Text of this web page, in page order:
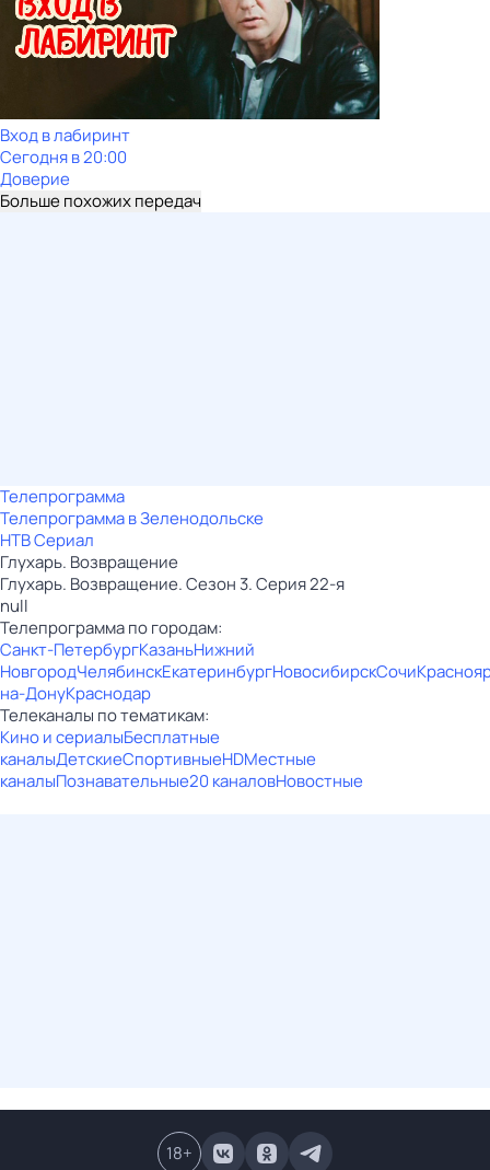
Вход в лабиринт
Сегодня в 20:00
Доверие
Больше похожих передач
Телепрограмма
Телепрограмма в Зеленодольске
НТВ Сериал
Глухарь. Возвращение
Глухарь. Возвращение. Сезон 3. Серия 22-я
null
Телепрограмма по городам:
Санкт-ПетербургКазаньНижний
НовгородЧелябинскЕкатеринбургНовосибирскСочи
на-ДонуКраснодар
Телеканалы по тематикам:
Кино и сериалыБесплатные
каналыДетскиеСпортивныеHDМестные
каналыПознавательные20 каналовНовостные
18+